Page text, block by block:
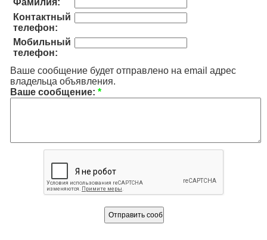
Фамилия:
Контактный
телефон:
Мобильный
телефон:
Ваше сообщение будет отправлено на email адрес
владельца объявления.
Ваше сообщение: *